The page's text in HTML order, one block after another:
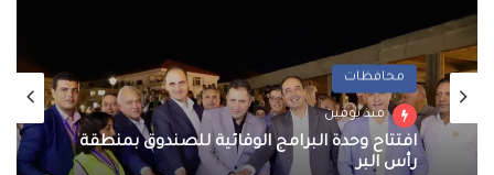
محافظات
منذ يومين
افتتاح وحدة البرامج الوقائية للصندوق بمنطقة
رأس البر